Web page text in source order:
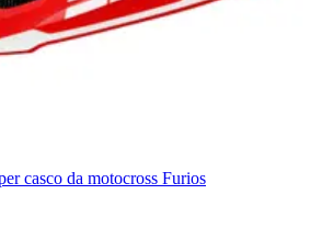
casco da motocross Furios